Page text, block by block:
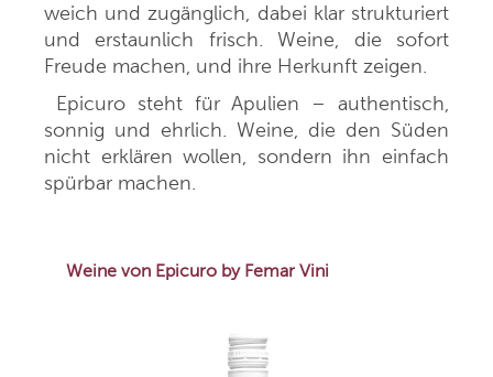
weich und zugänglich, dabei klar strukturiert
und erstaunlich frisch. Weine, die sofort
Freude machen, und ihre Herkunft zeigen.
Epicuro steht für Apulien – authentisch,
sonnig und ehrlich. Weine, die den Süden
nicht erklären wollen, sondern ihn einfach
spürbar machen.
Weine von Epicuro by Femar Vini